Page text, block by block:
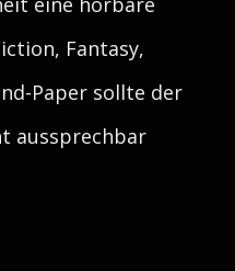
Fantasy,
Paper sollte der
aussprechbar